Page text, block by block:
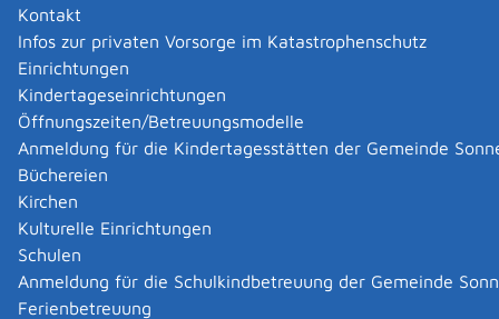
Kontakt
Infos zur privaten Vorsorge im Katastrophenschutz
Einrichtungen
Kindertageseinrichtungen
Öffnungszeiten/Betreuungsmodelle
Anmeldung für die Kindertagesstätten der Gemeinde
Büchereien
Kirchen
Kulturelle Einrichtungen
Schulen
Anmeldung für die Schulkindbetreuung der Gemeinde
Ferienbetreuung
gesundheitsbezogenen Warnhinweis inklusive
dazugehörigem Bild. Ein Beispiel ist: "Rauchen
verursacht tödlichen Lungenkrebs" mit dem Bildmotiv
einer sogenannten Raucherlunge.
Als verpflichtendes Kennzeichnungselement müssen die
Bild-Warnhinweise jeweils zwei Drittel der Vorder- und
Rückseite der Verpackung einnehmen. Sie werden
zusätzlich zu weiteren allgemeinen Informations- und
Warnhinweisen wie "Rauchen ist tödlich" angebracht.
Die Bilderbibliothek zur Gestaltung der Verpackung mit
kombinierten gesundheitsbezogenen Warnhinweisen